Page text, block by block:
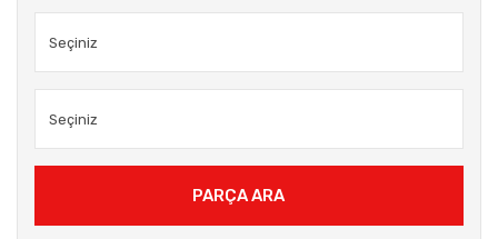
PARÇA ARA